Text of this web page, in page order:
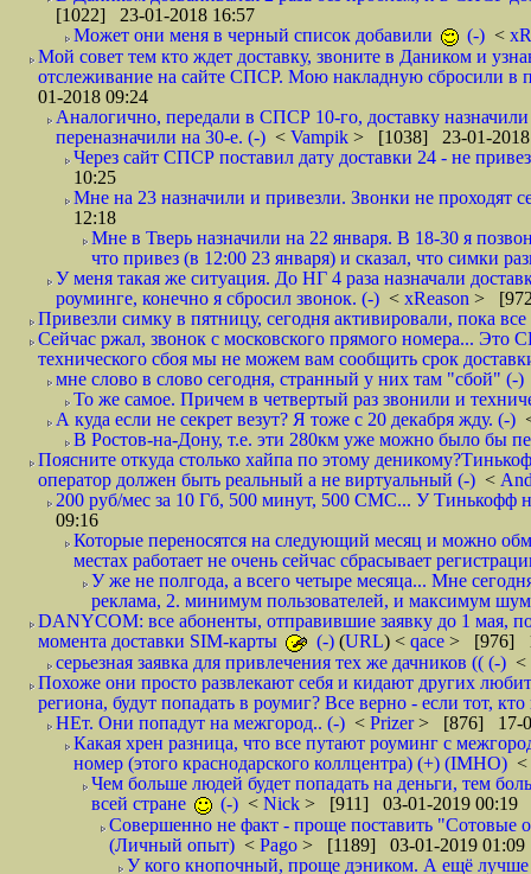
[1022] 23-01-2018 16:57
Может они меня в черный список добавили
(-) <
Мой совет тем кто ждет доставку, звоните в Даником и
отслеживание на сайте СПСР. Мою накладную сбросили
01-2018 09:24
Аналогично, передали в СПСР 10-го, доставку
переназначили на 30-е. (-) < Vampik > [1038] 23-01-2018
Через сайт СПСР поставил дату доставки 24 - не
10:25
Мне на 23 назначили и привезли. Звонки не
12:18
Мне в Тверь назначили на 22 января. В 18-30 я
что привез (в 12:00 23 января) и сказал, что симки
У меня такая же ситуация. До НГ 4 раза назначали
роуминге, конечно я сбросил звонок. (-) < xReason >
Привезли симку в пятницу, сегодня активировали, пока
Сейчас ржал, звонок с московского прямого номера... Это
технического сбоя мы не можем вам сообщить срок
мне слово в слово сегодня, странный у них там "сбой" (-)
То же самое. Причем в четвертый раз звонили и
А куда если не секрет везут? Я тоже с 20 декабря жду. (-)
В Ростов-на-Дону, т.е. эти 280км уже можно было бы
Поясните откуда столько хайпа по этому
оператор должен быть реальный а не виртуальный (-) <
200 руб/мес за 10 Гб, 500 минут, 500 СМС... У Тинькофф
09:16
Которые переносятся на следующий месяц и можно
местах работает не очень сейчас сбрасывает
У же не полгода, а всего четыре месяца... Мне
реклама, 2. минимум пользователей, и максимум
DANYCOM: все абоненты, отправившие заявку до 1 мая,
момента доставки SIM-карты
(-) (URL) < qace > [976]
серьезная заявка для привлечения тех же дачников (( (-) <
Похоже они просто развлекают себя и кидают других
региона, будут попадать в роумиг? Все верно - если тот,
НЕт. Они попадут на межгород.. (-) < Prizer> [876] 17-
Какая хрен разница, что все путают роуминг с
номер (этого краснодарского коллцентра) (+) (IMHO) <
Чем больше людей будет попадать на деньги, тем
всей стране
(-) < Nick > [911] 03-01-2019 00:19
Совершенно не факт - проще поставить "Сотовые
(Личный опыт) < Pago > [1189] 03-01-2019 01:09
У кого кнопочный, проще дэником. А ещё лучше